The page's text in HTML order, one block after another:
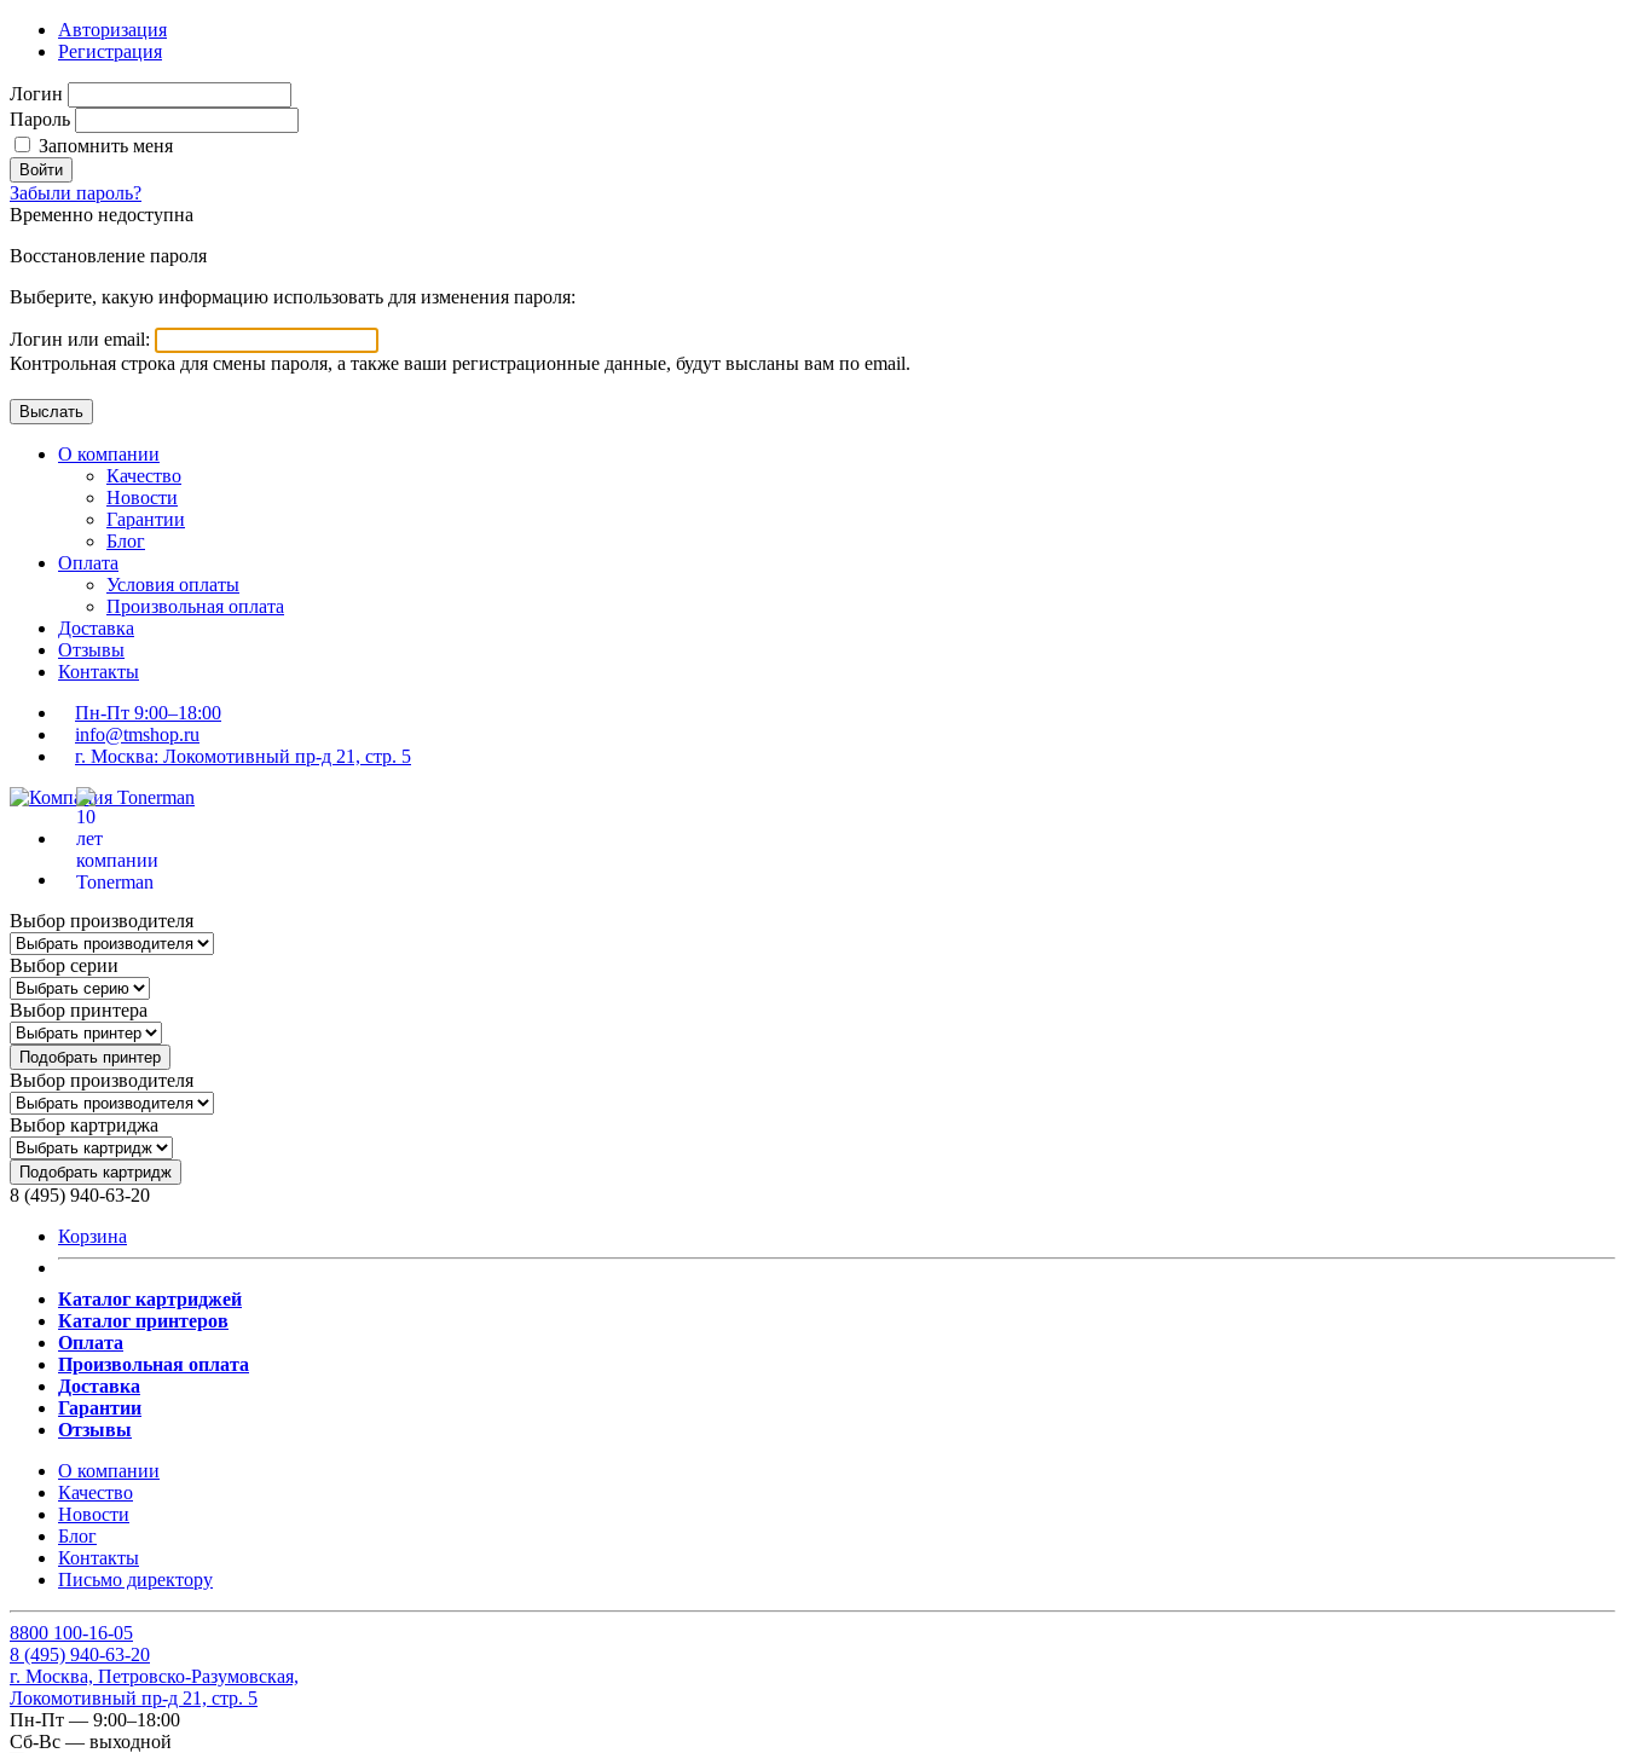
Авторизация
Регистрация
Логин
Пароль
Запомнить меня
Войти
Забыли пароль?
Временно недоступна
Восстановление пароля
Выберите, какую информацию использовать для изменения пароля:
Логин или email:
Контрольная строка для смены пароля, а также ваши регистрационные данные, будут высланы вам по email.
О компании
Качество
Новости
Гарантии
Блог
Оплата
Условия оплаты
Произвольная оплата
Доставка
Отзывы
Контакты
Пн-Пт 9:00–18:00
info@tmshop.ru
г. Москва: Локомотивный пр-д 21, стр. 5
Выбор производителя
Выбор серии
Выбор принтера
Подобрать принтер
Выбор производителя
Выбор картриджа
Подобрать картридж
8 (495) 940-63-20
Корзина
Каталог картриджей
Каталог принтеров
Оплата
Произвольная оплата
Доставка
Гарантии
Отзывы
О компании
Качество
Новости
Блог
Контакты
Письмо директору
8800 100-16-05
8 (495) 940-63-20
г. Москва, Петровско-Разумовская,
Локомотивный пр-д 21, стр. 5
Пн-Пт — 9:00–18:00
Сб-Вс — выходной